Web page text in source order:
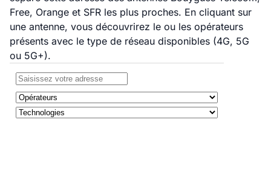
Free, Orange et SFR les plus proches. En cliquant sur
une antenne, vous découvrirez le ou les opérateurs
présents avec le type de réseau disponibles (4G, 5G
ou 5G+).